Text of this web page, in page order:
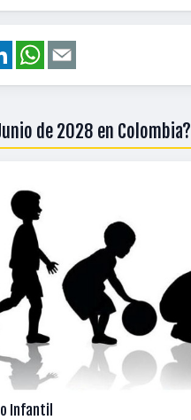
de 2028 en Colombia?
Infantil